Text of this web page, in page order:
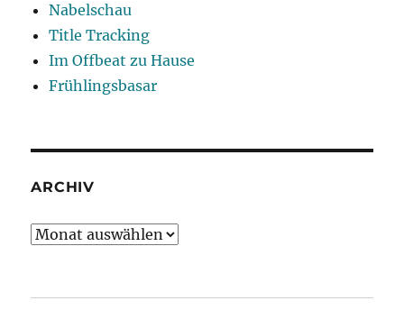
Nabelschau
Title Tracking
Im Offbeat zu Hause
Frühlingsbasar
ARCHIV
Archiv